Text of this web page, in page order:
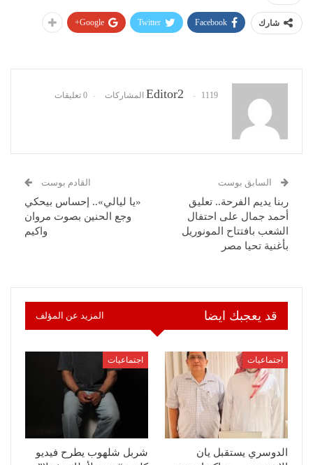
شارك Facebook
Twitter
Google+
Editor2 1119 المشاركات 0 تعليقات
السابق بوست
ربنا يديم الفرحة.. تعليق
أحمد جمال على احتفال
الشعب بافتتاح المونوريل
بأغنية تحيا مصر
القادم بوست
«يا ليالي».. إحساس بيحكي
وجع الحنين بصوت مروان
واكيم
قد يعجبك ايضا المزيد عن المؤلف
اجتماعيات
الدوسري يستقبل يان
اجتماعيات
شربل شلهوب يطرح فيديو